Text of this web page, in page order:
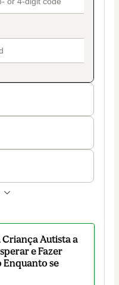
Autista a
e Fazer
Enquanto se